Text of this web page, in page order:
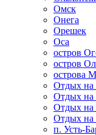
Омск
Онега
Орешек
Оса
остров
остров
острова
Отдых на
Отдых на
Отдых на
Отдых на
п. Усть-